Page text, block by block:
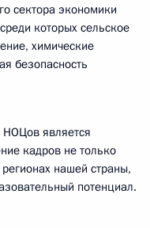
сектора экономики
которых сельское
химические
безопасность
является
кадров не только
нашей страны,
потенциал.